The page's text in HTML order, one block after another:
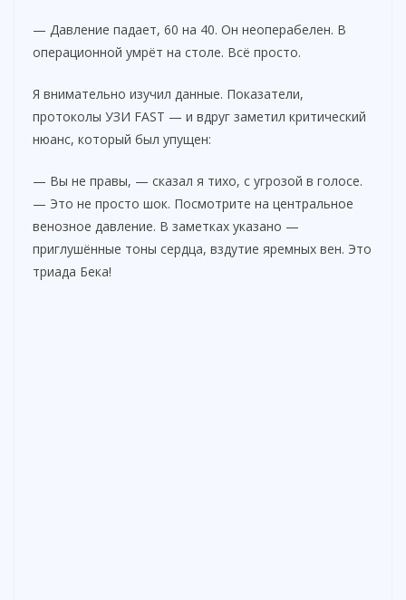
— Давление падает, 60 на 40. Он неоперабелен. В
операционной умрёт на столе. Всё просто.
Я внимательно изучил данные. Показатели,
протоколы УЗИ FAST — и вдруг заметил критический
нюанс, который был упущен:
— Вы не правы, — сказал я тихо, с угрозой в голосе.
— Это не просто шок. Посмотрите на центральное
венозное давление. В заметках указано —
приглушённые тоны сердца, вздутие яремных вен. Это
триада Бека!